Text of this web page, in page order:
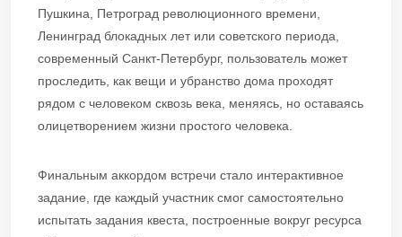
Пушкина, Петроград революционного времени,
Ленинград блокадных лет или советского периода,
современный Санкт-Петербург, пользователь может
проследить, как вещи и убранство дома проходят
рядом с человеком сквозь века, меняясь, но оставаясь
олицетворением жизни простого человека.
Финальным аккордом встречи стало интерактивное
задание, где каждый участник смог самостоятельно
испытать задания квеста, построенные вокруг ресурса